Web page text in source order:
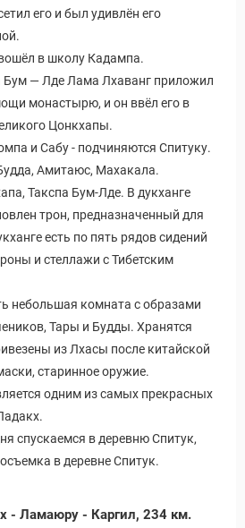
его и был удивлён его
в школу Кадампа.
— Лде Лама Лхаванг приложил
монастырю, и он ввёл его в
Цонкхапы.
и Сабу - подчиняются Спитуку.
Амитаюс, Махакала.
Такспа Бум-Лде. В дукханге
трон, предназначенный для
есть по пять рядов сидений
и стеллажи с Тибетским
небольшая комната с образами
Тары и Будды. Хранятся
из Лхасы после китайской
старинное оружие.
одним из самых прекрасных
спускаемся в деревню Спитук,
в деревне Спитук.
- Ламаюру - Каргил, 234 км.